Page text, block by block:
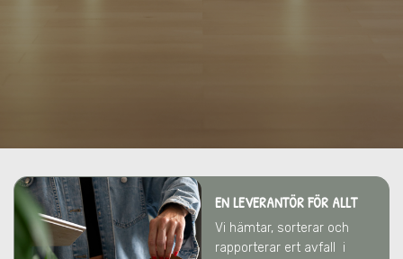
EN LEVERANTÖR FÖR ALLT
Vi hämtar, sorterar och
rapporterar ert avfall
i